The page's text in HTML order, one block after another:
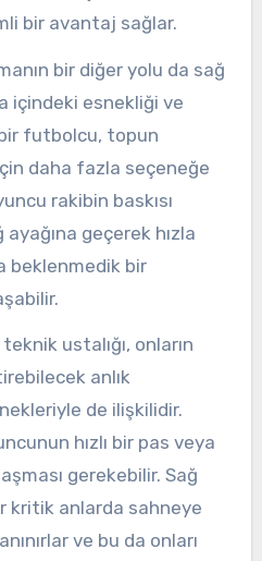
bir avantaj sağlar.
bir diğer yolu da sağ
içindeki esnekliği ve
futbolcu, topun
daha fazla seçeneğe
rakibin baskısı
geçerek hızla
beklenmedik bir
ustalığı, onların
anlık
de ilişkilidir.
hızlı bir pas veya
gerekebilir. Sağ
kritik anlarda sahneye
ve bu da onları